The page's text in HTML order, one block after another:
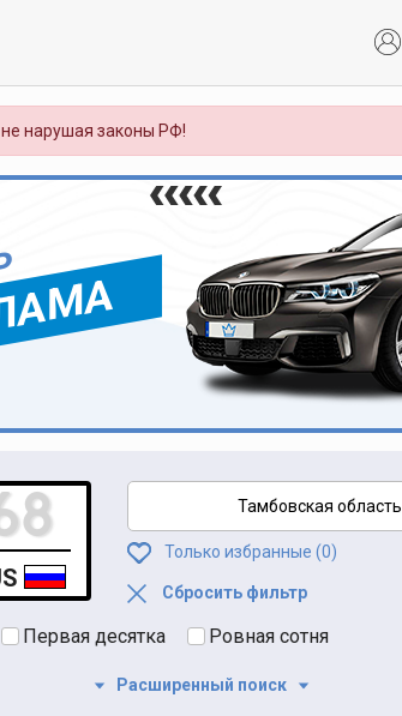
нарушая законы РФ!
Тамбовская область
Только избранные (0)
Сбросить фильтр
Первая десятка Ровная сотня
Расширенный поиск